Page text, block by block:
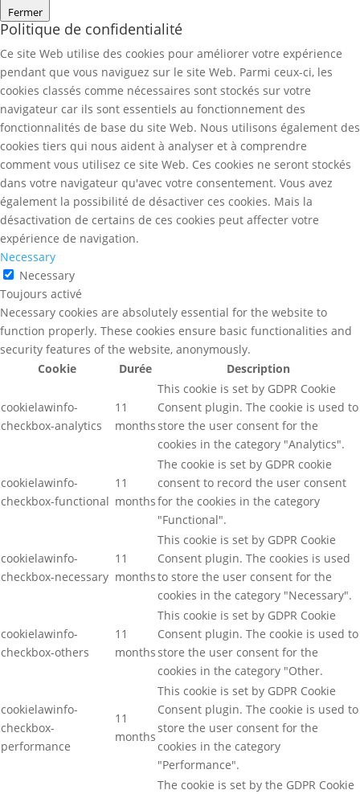
Fermer
Politique de confidentialité
Ce site Web utilise des cookies pour améliorer votre expérience
pendant que vous naviguez sur le site Web. Parmi ceux-ci, les
cookies classés comme nécessaires sont stockés sur votre
navigateur car ils sont essentiels au fonctionnement des
fonctionnalités de base du site Web. Nous utilisons également des
cookies tiers qui nous aident à analyser et à comprendre
comment vous utilisez ce site Web. Ces cookies ne seront stockés
dans votre navigateur qu'avec votre consentement. Vous avez
également la possibilité de désactiver ces cookies. Mais la
désactivation de certains de ces cookies peut affecter votre
expérience de navigation.
Necessary
Necessary
Toujours activé
Necessary cookies are absolutely essential for the website to
function properly. These cookies ensure basic functionalities and
security features of the website, anonymously.
Cookie
Durée Description
cookielawinfo-
checkbox-analytics
11
months
This cookie is set by GDPR Cookie
Consent plugin. The cookie is used to
store the user consent for the
cookies in the category "Analytics".
cookielawinfo-
checkbox-functional
11
months
The cookie is set by GDPR cookie
consent to record the user consent
for the cookies in the category
"Functional".
cookielawinfo-
checkbox-necessary
11
months
This cookie is set by GDPR Cookie
Consent plugin. The cookies is used
to store the user consent for the
cookies in the category "Necessary".
cookielawinfo-
checkbox-others
11
months
This cookie is set by GDPR Cookie
Consent plugin. The cookie is used to
store the user consent for the
cookies in the category "Other.
cookielawinfo-
checkbox-
performance
11
months
This cookie is set by GDPR Cookie
Consent plugin. The cookie is used to
store the user consent for the
cookies in the category
"Performance".
The cookie is set by the GDPR Cookie